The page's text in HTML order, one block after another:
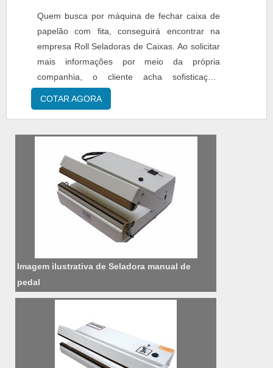
Quem busca por máquina de fechar caixa de
papelão com fita, conseguirá encontrar na
empresa Roll Seladoras de Caixas. Ao solicitar
mais informações por meio da própria
companhia, o cliente acha sofisticação,
qualidade e preço justo em um só
lugar.Quando a questão é máquina de fechar
especializados da Roll Seladoras de Caixas o
cliente obtém proteção e comprometimento
com o resultado final....
COTAR AGORA
Imagem ilustrativa de Seladora manual de
pedal